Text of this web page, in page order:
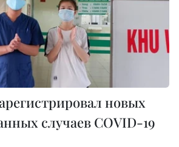
новых
случаев COVID-19